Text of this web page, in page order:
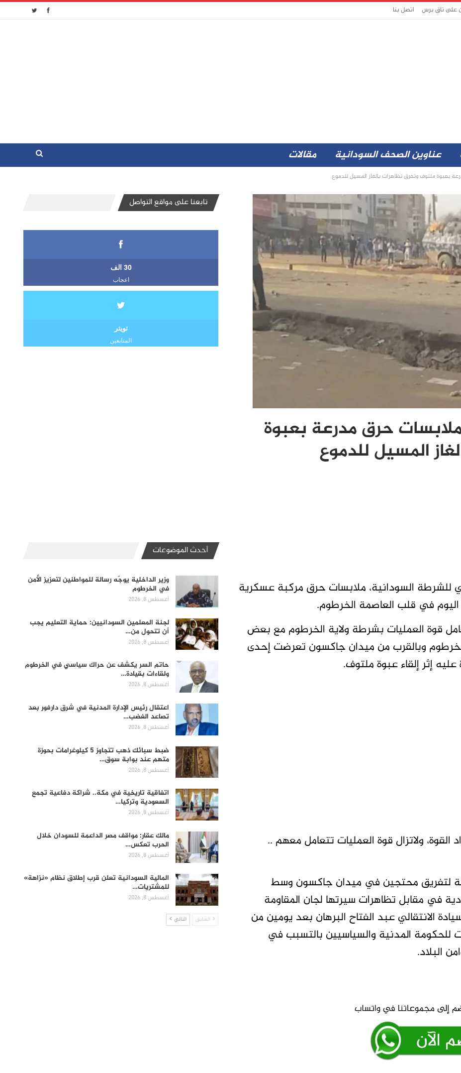
على تاق برس اتصل بنا
عناوين الصحف السودانية مقالات
بعبوة ملتوف وتفرق تظاهرات بالغاز المسيل للدموع
حرق مدرعة بعبوة
المسيل للدموع
السودانية، ملابسات حرق مركبة عسكرية
في قلب العاصمة الخرطوم.
قوة العمليات بشرطة ولاية الخرطوم مع بعض
وبالقرب من ميدان جاكسون تعرضت إحدى
إثر إلقاء عبوة ملتوف.
ولاتزال قوة العمليات تتعامل معهم ..
لتفريق محتجين في ميدان جاكسون وسط
في مقابل تظاهرات سيرتها لجان المقاومة
الانتقالي عبد الفتاح البرهان بعد يومين من
للحكومة المدنية والسياسيين بالتسبب في
البلاد.
تابعنا على مواقع التواصل
30 الف
اعجاب
تويتر
المتابعين
أحدث الموضوعات
وزير الداخلية يوجّه رسالة للمواطنين لتعزيز الأمن
في الخرطوم
أغسطس 8, 2026
لجنة المعلمين السودانيين: حماية التعليم يجب
أن تتحول من…
أغسطس 8, 2026
حاتم السر يكشف عن حراك سياسي في الخرطوم
ولقاءات بقيادة…
أغسطس 8, 2026
اعتقال رئيس الإدارة المدنية في شرق دارفور بعد
تصاعد الغضب…
أغسطس 8, 2026
ضبط سبائك ذهب تتجاوز 5 كيلوغرامات بحوزة
متهم عند بوابة سوق…
أغسطس 8, 2026
اتفاقية تاريخية في مكة.. شراكة دفاعية تجمع
السعودية وتركيا…
أغسطس 8, 2026
مالك عقار: مواقف مصر الداعمة للسودان خلال
الحرب تعكس…
أغسطس 8, 2026
المالية السودانية تعلن قرب إطلاق نظام «نزاهة»
للمشتريات…
أغسطس 8, 2026
السابق التالي